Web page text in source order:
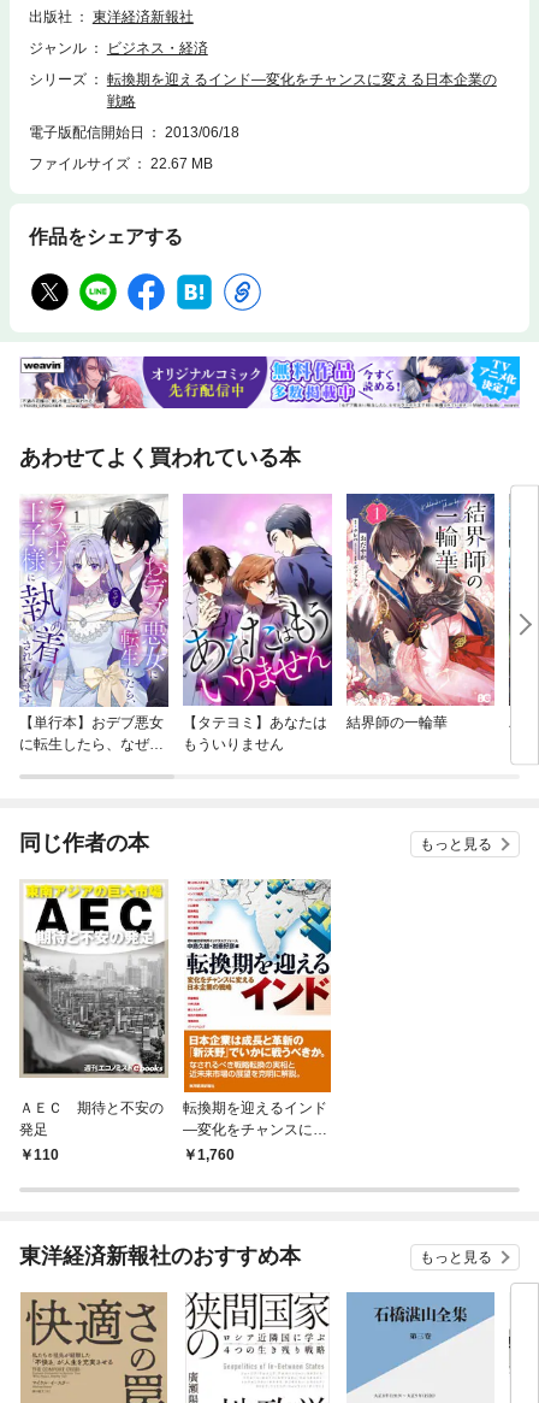
野でもある。しかし日本側から積極的に働きかけなければ、数十年に一度
のチャンスをみすみす見逃すこととなる。本書では、新興国インドが成長
関係」などのいくつかの変局点から分析し、方向性を明らかにする。中国
で出遅れた、あの苦い経験を再び味わわないために、インド市場の成長と
革新の「新沃野」で日本企業がいかに戦うべきか、その戦略転換の実相
明に解説した一冊。
出版社
東洋経済新報社
ジャンル
ビジネス・経済
シリーズ
転換期を迎えるインド―変化をチャンスに変える日本企業の
戦略
電子版配信開始日
2013/06/18
ファイルサイズ
22.67 MB
作品をシェアする
あわせてよく買われている本
【単行本】おデブ悪女
に転生したら、なぜか
【タテヨミ】あなたは
もういりません
結界師の一輪華
バ
今
同じ作者の本 もっと見る
ＡＥＣ 期待と不安の
発足
110
転換期を迎えるインド
―変化をチャンスに変
える日本企業の戦略
1,760
東洋経済新報社のおすすめ本 もっと見る